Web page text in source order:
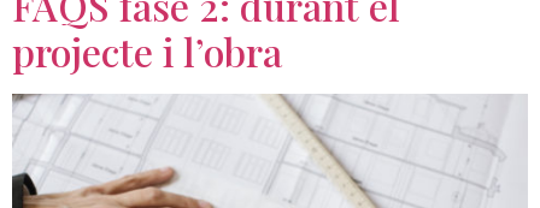
projecte i l’obra